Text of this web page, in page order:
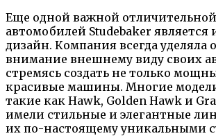
Еще одной важной
автомобилей Studebaker
дизайн. Компания всегда уделяла
внимание внешнему виду своих
стремясь создать не только
красивые машины. Многие модели
такие как Hawk, Golden Hawk и
имели стильные и элегантные
их по-настоящему уникальными